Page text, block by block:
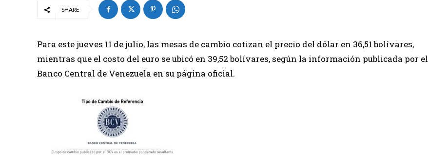
SHARE
Para este jueves 11 de julio, las mesas de cambio cotizan el precio del dólar en 36,51 bolívares,
mientras que el costo del euro se ubicó en 39,52 bolívares, según la información publicada por el
Banco Central de Venezuela en su página oficial.